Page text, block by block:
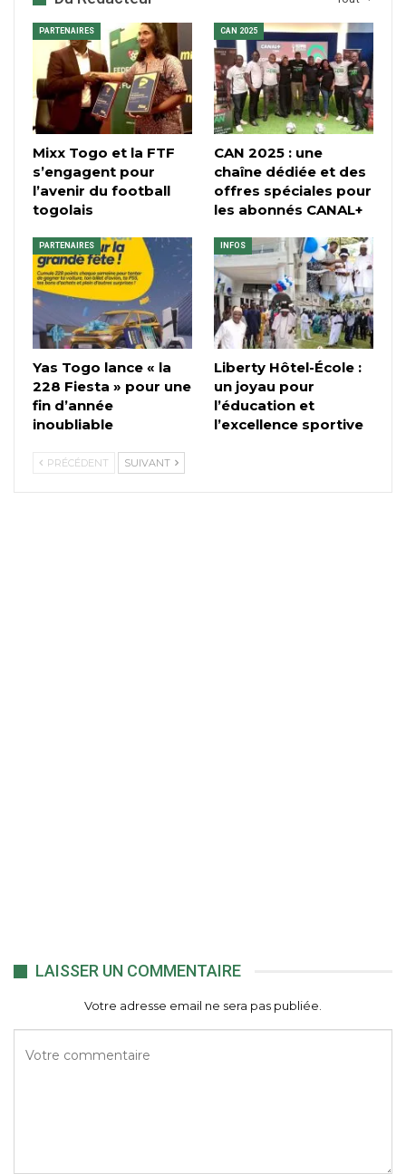
PARTENAIRES
Mixx Togo et la FTF
s’engagent pour
l’avenir du football
togolais
CAN 2025
CAN 2025 : une
chaîne dédiée et des
offres spéciales pour
les abonnés CANAL+
PARTENAIRES
Yas Togo lance « la
228 Fiesta » pour une
fin d’année
inoubliable
INFOS
Liberty Hôtel-École :
un joyau pour
l’éducation et
l’excellence sportive
PRÉCÉDENT SUIVANT
LAISSER UN COMMENTAIRE
Votre adresse email ne sera pas publiée.